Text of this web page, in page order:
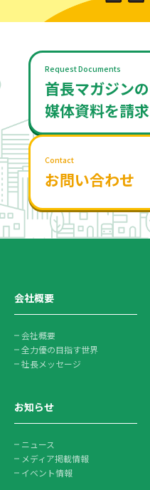
Request Documents
首長マガジンの
媒体資料を請求
Contact
お問い合わせ
会社概要
会社概要
全力優の目指す世界
社長メッセージ
お知らせ
ニュース
メディア掲載情報
イベント情報